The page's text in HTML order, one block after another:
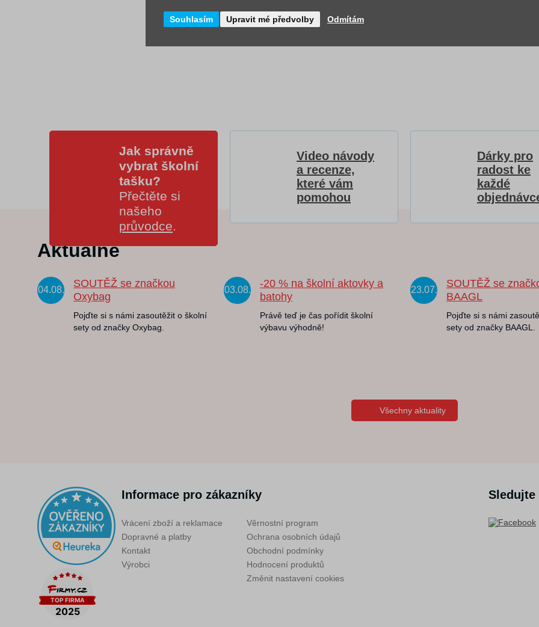
Jak správně
vybrat školní
tašku?
Přečtěte si
našeho
průvodce.
Video návody
a recenze,
které vám
pomohou
Dárky pro
radost ke
každé
Aktuálně
04.08.
SOUTĚŽ se značkou
Oxybag
Pojďte si s námi zasoutěžit o školní
sety od značky Oxybag.
03.08.
-20 % na školní aktovky a
batohy
Právě teď je čas pořídit školní
výbavu výhodně!
23.07.
SOUTĚŽ se
BAAGL
Pojďte si s námi
sety od značky BAAGL.
Všechny aktuality
Informace pro zákazníky
Vrácení zboží a reklamace
Dopravné a platby
Kontakt
Výrobci
Věrnostní program
Ochrana osobních údajů
Obchodní podmínky
Hodnocení produktů
Změnit nastavení cookies
Sledujte
Souhlasím Upravit mé předvolby Odmítám